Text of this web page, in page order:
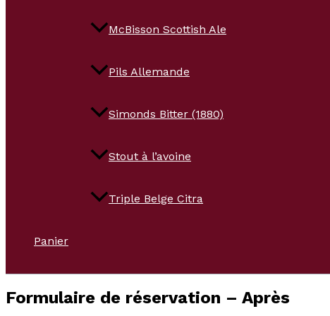
McBisson Scottish Ale
Pils Allemande
Simonds Bitter (1880)
Stout à l’avoine
Triple Belge Citra
Panier
Formulaire de réservation – Après